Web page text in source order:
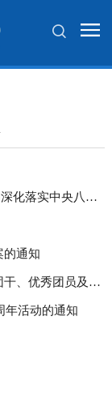
关于转发市纪委《关于对“五一”“端午”期间深化落实中央八项规定精神开展监督检查的通知》的通知
的通知
关于评选表彰2017年度优秀团支部、优秀团干、优秀团员及学生组织先进个人的通知
年活动的通知